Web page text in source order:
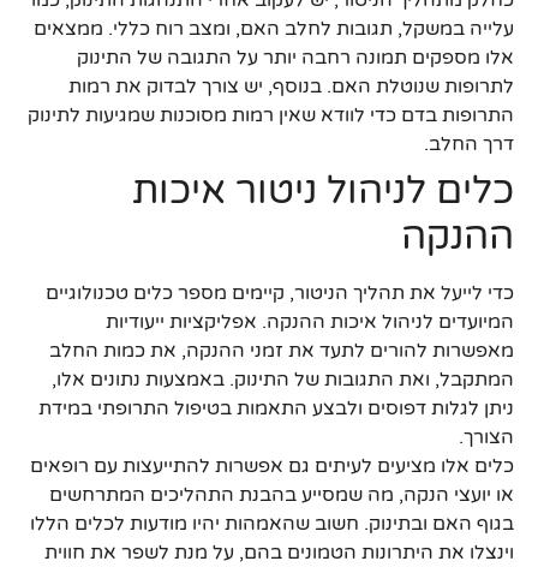
עלייה במשקל, תגובות לחלב האם, ומצב רוח כללי. ממצאים
אלו מספקים תמונה רחבה יותר על התגובה של התינוק
לתרופות שנוטלת האם. בנוסף, יש צורך לבדוק את רמות
התרופות בדם כדי לוודא שאין רמות מסוכנות שמגיעות לתינוק
דרך החלב.
כלים לניהול ניטור איכות
ההנקה
כדי לייעל את תהליך הניטור, קיימים מספר כלים טכנולוגיים
המיועדים לניהול איכות ההנקה. אפליקציות ייעודיות
מאפשרות להורים לתעד את זמני ההנקה, את כמות החלב
המתקבל, ואת התגובות של התינוק. באמצעות נתונים אלו,
ניתן לגלות דפוסים ולבצע התאמות בטיפול התרופתי במידת
הצורך.
כלים אלו מציעים לעיתים גם אפשרות להתייעצות עם רופאים
או יועצי הנקה, מה שמסייע בהבנת התהליכים המתרחשים
בגוף האם ובתינוק. חשוב שהאמהות יהיו מודעות לכלים הללו
וינצלו את היתרונות הטמונים בהם, על מנת לשפר את חווית